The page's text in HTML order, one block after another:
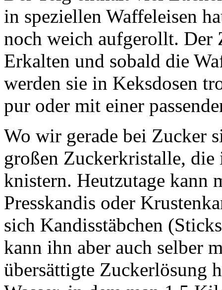
in speziellen Waffeleisen
noch weich aufgerollt. Der
Erkalten und sobald die
werden sie in Keksdosen
pur oder mit einer
Wo wir gerade bei Zucker
großen Zuckerkristalle, die
knistern. Heutzutage kann
Presskandis oder
sich Kandisstäbchen
kann ihn aber auch selber
übersättigte Zuckerlösung